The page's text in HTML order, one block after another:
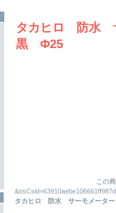
タカヒロ 防水
黒 Φ25
この
タカヒロ 防水 サーモメー